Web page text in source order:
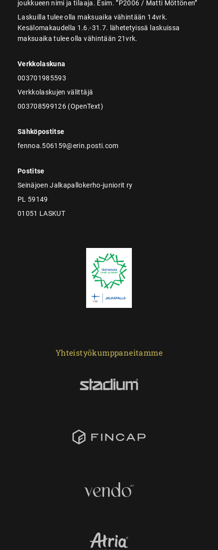
joukkueen nimi ja tilaaja. Esim. ”P2006 / Matti Möttönen”
Laskuilla tulee olla maksuaika vähintään 14vrk.
Kesälomakaudella 1.6.-31.7. lähetetyissä laskuissa
maksuaika tulee olla vähintään 21vrk.
Verkkolaskuna
003701985593
Verkkolaskujen välittäjä
003708599126 (OpenText)
Sähköpostitse
fennoa.506159@erin.posti.com
Postitse
Seinäjoen Jalkapallokerho-juniorit ry
PL 59149
01051 LASKUT
Yhteistyökumppaneitamme